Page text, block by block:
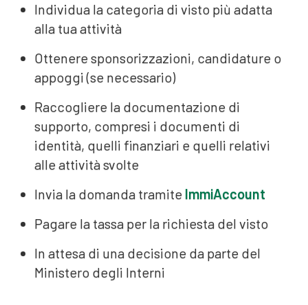
Individua la categoria di visto più adatta
alla tua attività
Ottenere sponsorizzazioni, candidature o
appoggi (se necessario)
Raccogliere la documentazione di
supporto, compresi i documenti di
identità, quelli finanziari e quelli relativi
alle attività svolte
Invia la domanda tramite ImmiAccount
Pagare la tassa per la richiesta del visto
In attesa di una decisione da parte del
Ministero degli Interni